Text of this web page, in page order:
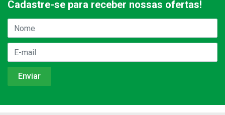
Cadastre-se para receber nossas ofertas!